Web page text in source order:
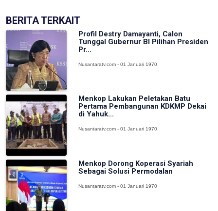
BERITA TERKAIT
Profil Destry Damayanti, Calon
Tunggal Gubernur BI Pilihan Presiden
Pr...
Nusantaratv.com - 01 Januari 1970
Menkop Lakukan Peletakan Batu
Pertama Pembangunan KDKMP Dekai
di Yahuk...
Nusantaratv.com - 01 Januari 1970
Menkop Dorong Koperasi Syariah
Sebagai Solusi Permodalan
Nusantaratv.com - 01 Januari 1970